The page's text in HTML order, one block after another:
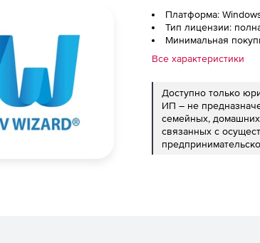
Платформа:
Тип лицензии:
Минимальная
Все характеристики
Доступно только
ИП – не
семейных,
связанных с